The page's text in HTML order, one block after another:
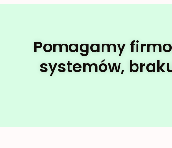
Pomagamy
systemów,